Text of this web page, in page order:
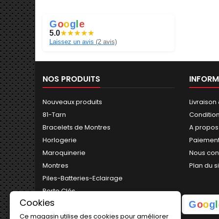
Google
5.0★★★★★
Laissez un avis (2 avis)
NOS PRODUITS
Nouveaux produits
81-Tarn
Bracelets de Montres
Horlogerie
Maroquinerie
Montres
Piles-Batteries-Eclairage
Porte Clés
A
Nous
Plan du
Cookies
Ce magasin utilise des cookies pour améliorer
Googl